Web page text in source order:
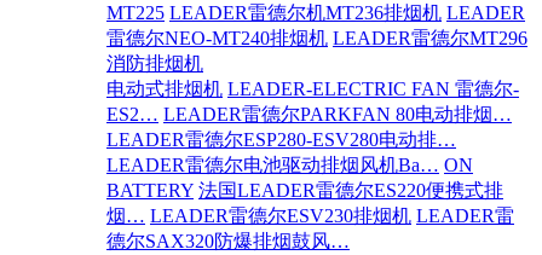
MT225 LEADER雷德尔机MT236排烟机 LEADER
雷德尔NEO-MT240排烟机 LEADER雷德尔MT296
消防排烟机
电动式排烟机 LEADER-ELECTRIC FAN 雷德尔-
ES2… LEADER雷德尔PARKFAN 80电动排烟…
LEADER雷德尔ESP280-ESV280电动排…
LEADER雷德尔电池驱动排烟风机Ba… ON
BATTERY 法国LEADER雷德尔ES220便携式排
烟… LEADER雷德尔ESV230排烟机 LEADER雷
德尔SAX320防爆排烟鼓风…